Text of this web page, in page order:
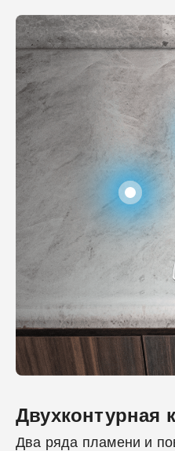
Двухконтурная
Два ряда пламени и